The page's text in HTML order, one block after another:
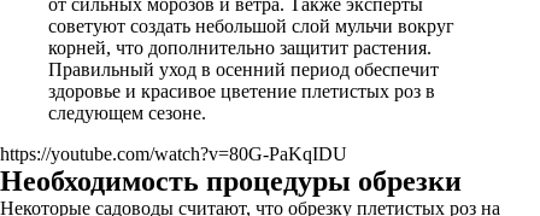
от сильных морозов и ветра. Также эксперты
советуют создать небольшой слой мульчи вокруг
корней, что дополнительно защитит растения.
Правильный уход в осенний период обеспечит
здоровье и красивое цветение плетистых роз в
следующем сезоне.
https://youtube.com/watch?v=80G-PaKqIDU
Необходимость процедуры обрезки
Некоторые садоводы считают, что обрезку плетистых роз на